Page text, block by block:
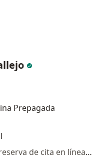
Prepagada
Este especialista no ofrece reserva de cita en línea en esta dirección.